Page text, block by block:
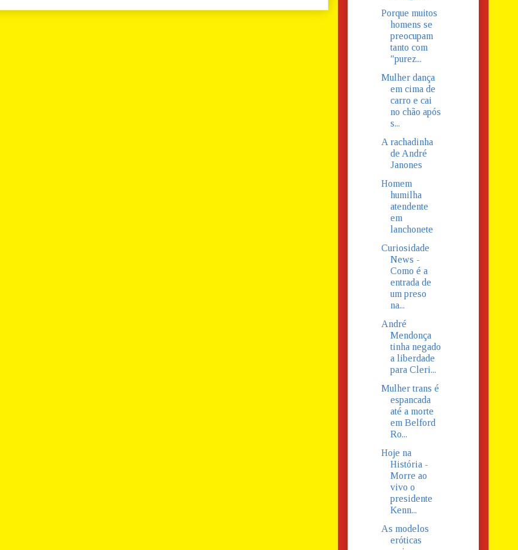
Porque muitos
homens se
preocupam
tanto com
"purez...
Mulher dança
em cima de
carro e cai
no chão após
s...
A rachadinha
de André
Janones
Homem
humilha
atendente
em
lanchonete
Curiosidade
News -
Como é a
entrada de
um preso
na...
André
Mendonça
tinha negado
a liberdade
para Cleri...
Mulher trans é
espancada
até a morte
em Belford
Ro...
Hoje na
História -
Morre ao
vivo o
presidente
Kenn...
As modelos
eróticas